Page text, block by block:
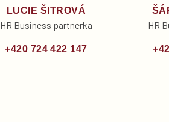
LUCIE ŠITROVÁ
HR Business partnerka
+420 724 422 147
HR